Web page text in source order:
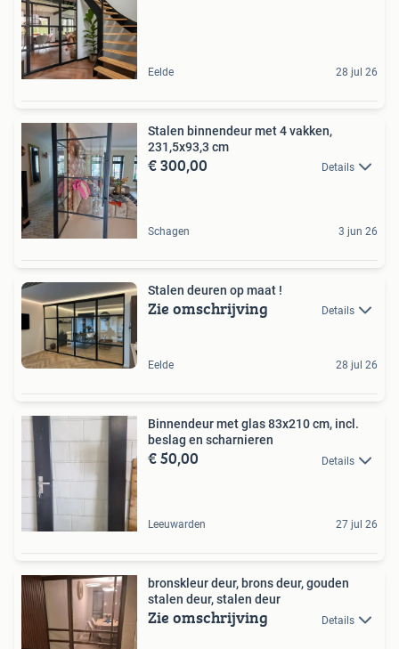
Eelde 28 jul 26
Stalen binnendeur met 4 vakken,
231,5x93,3 cm
€ 300,00 Details
Schagen 3 jun 26
Stalen deuren op maat !
Zie omschrijving Details
Eelde 28 jul 26
Binnendeur met glas 83x210 cm, incl.
beslag en scharnieren
€ 50,00 Details
Leeuwarden 27 jul 26
bronskleur deur, brons deur, gouden
stalen deur, stalen deur
Zie omschrijving Details